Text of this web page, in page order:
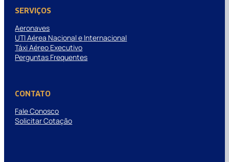
SERVIÇOS
Aeronaves
UTI Aérea Nacional e Internacional
Táxi Aéreo Executivo
Perguntas Frequentes
CONTATO
Fale Conosco
Solicitar Cotação